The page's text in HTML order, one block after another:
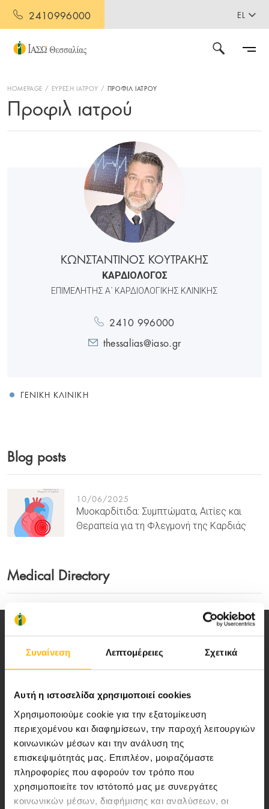
Συναίνεση Λεπτομέρειες Σχετικά
Αυτή η ιστοσελίδα χρησιμοποιεί cookies
Χρησιμοποιούμε cookie για την εξατομίκευση
περιεχομένου και διαφημίσεων, την παροχή λειτουργιών
κοινωνικών μέσων και την ανάλυση της
επισκεψιμότητάς μας. Επιπλέον, μοιραζόμαστε
πληροφορίες που αφορούν τον τρόπο που
χρησιμοποιείτε τον ιστότοπό μας με συνεργάτες
κοινωνικών μέσων, διαφήμισης και αναλύσεων, οι
2410996000 EL
HOMEPAGE ΕΥΡΕΣΗ ΙΑΤΡΟΥ ΠΡΟΦΙΛ ΙΑΤΡΟΥ
Προφιλ ιατρού
ΚΩΝΣΤΑΝΤΙΝΟΣ ΚΟΥΤΡΑΚΗΣ
ΚΑΡΔΙΟΛΟΓΟΣ
ΕΠΙΜΕΛΗΤΉΣ Α΄ ΚΑΡΔΙΟΛΟΓΙΚΉΣ ΚΛΙΝΙΚΉΣ
2410 996000
thessalias@iaso.gr
ΓΕΝΙΚΉ ΚΛΙΝΙΚΉ
Blog posts
10/06/2025
Μυοκαρδίτιδα: Συμπτώματα, Αιτίες και
Θεραπεία για τη Φλεγμονή της Καρδιάς
Medical Directory
Αποστολή μας να παρέχουμε υψηλής
υγείας.
Περιοχή Ιατρών